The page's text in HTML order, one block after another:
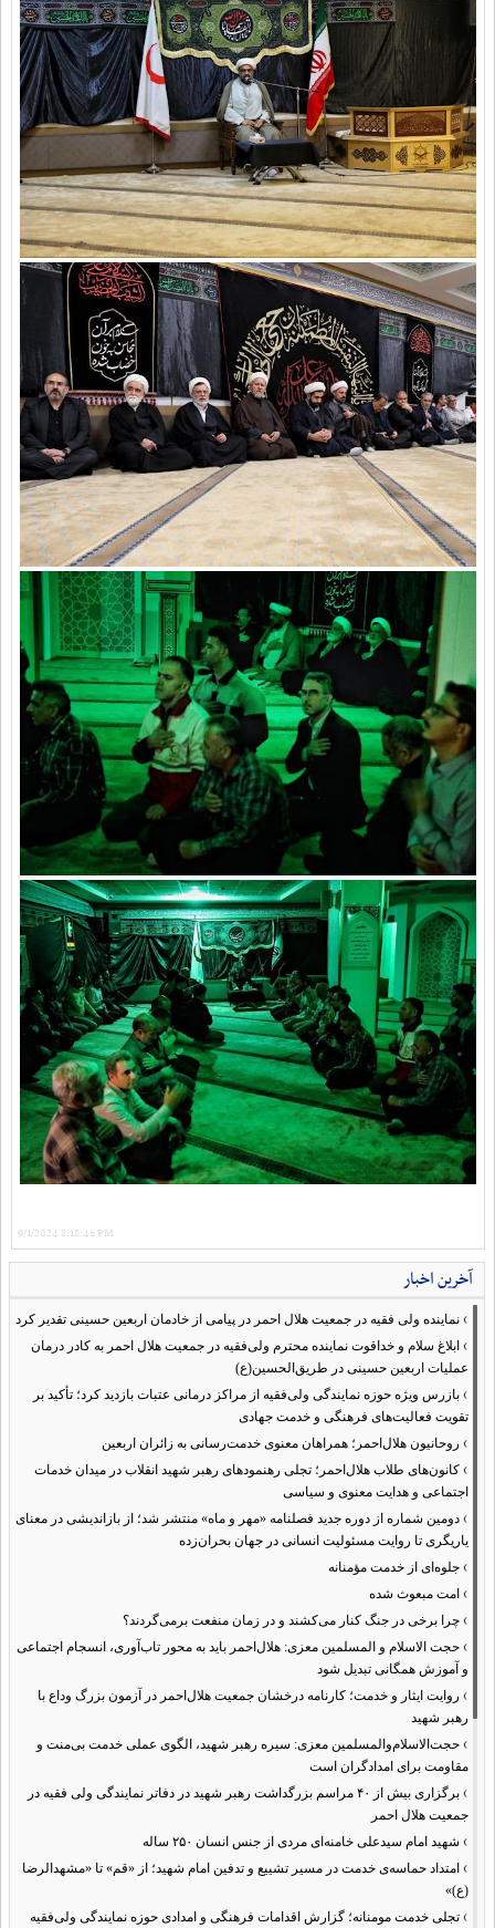
9/1/2024 8:18:46 PM
آخرین اخبار
› نماینده ولی فقیه در جمعیت هلال احمر در پیامی از خادمان اربعین حسینی تقدیر کرد
› ابلاغ سلام و خداقوت نماینده محترم ولی‌فقیه در جمعیت هلال احمر به کادر درمان
عملیات اربعین حسینی در طریق‌الحسین(ع)
› بازرس ویژه حوزه نمایندگی ولی‌فقیه از مراکز درمانی عتبات بازدید کرد؛ تأکید بر
تقویت فعالیت‌های فرهنگی و خدمت جهادی
› روحانیون هلال‌احمر؛ همراهان معنوی خدمت‌رسانی به زائران اربعین
› کانون‌های طلاب هلال‌احمر؛ تجلی رهنمودهای رهبر شهید انقلاب در میدان خدمات
اجتماعی و هدایت معنوی و سیاسی
› دومین شماره از دوره جدید فصلنامه «مهر و ماه» منتشر شد؛ از بازاندیشی در معنای
یاریگری تا روایت مسئولیت انسانی در جهان بحران‌زده
› جلوه‌ای از خدمت مؤمنانه
› امت مبعوث شده
› چرا برخی در جنگ کنار می‌کشند و در زمان منفعت برمی‌گردند؟
› حجت الاسلام و المسلمین معزی: هلال‌احمر باید به محور تاب‌آوری، انسجام اجتماعی
و آموزش همگانی تبدیل شود
› روایت ایثار و خدمت؛ کارنامه درخشان جمعیت هلال‌احمر در آزمون بزرگ وداع با
رهبر شهید
› حجت‌الاسلام‌والمسلمین معزی: سیره رهبر شهید، الگوی عملی خدمت بی‌منت و
مقاومت برای امدادگران است
›
برگزاری بیش از ۴۰ مراسم بزرگداشت رهبر شهید در دفاتر نمایندگی ولی فقیه در
جمعیت هلال احمر
› شهید امام سیدعلی خامنه‌ای مردی از جنس انسان ۲۵۰ ساله
› امتداد حماسه‌ی خدمت در مسیر تشییع و تدفین امام شهید؛ از «قم» تا «مشهدالرضا
(ع)»
› تجلی خدمت مومنانه؛ گزارش اقدامات فرهنگی و امدادی حوزه نمایندگی ولی‌فقیه